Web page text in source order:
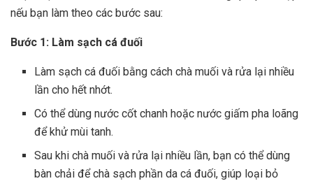
nếu bạn làm theo các bước sau:
Bước 1: Làm sạch cá đuối
Làm sạch cá đuối bằng cách chà muối và rửa lại nhiều
lần cho hết nhớt.
Có thể dùng nước cốt chanh hoặc nước giấm pha loãng
để khử mùi tanh.
Sau khi chà muối và rửa lại nhiều lần, bạn có thể dùng
bàn chải để chà sạch phần da cá đuối, giúp loại bỏ